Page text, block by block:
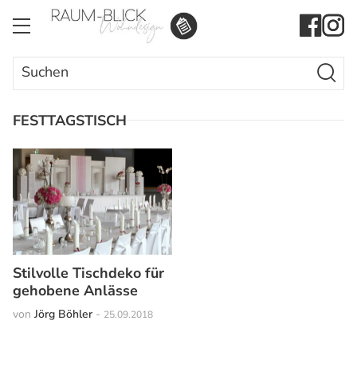
Search
for:
Search
FESTTAGSTISCH
Stilvolle Tischdeko für
gehobene Anlässe
von Jörg Böhler - 25.09.2018